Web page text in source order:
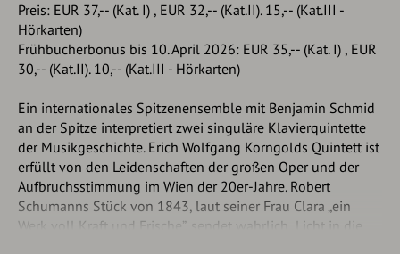
Preis: EUR 37,-- (Kat. I) , EUR 32,-- (Kat.II). 15,-- (Kat.III -
Hörkarten)
Frühbucherbonus bis 10. April 2026: EUR 35,-- (Kat. I) , EUR
30,-- (Kat.II). 10,-- (Kat.III - Hörkarten)
Ein internationales Spitzenensemble mit Benjamin Schmid
an der Spitze interpretiert zwei singuläre Klavierquintette
der Musikgeschichte. Erich Wolfgang Korngolds Quintett ist
erfüllt von den Leidenschaften der großen Oper und der
Aufbruchsstimmung im Wien der 20er-Jahre. Robert
Schumanns Stück von 1843, laut seiner Frau Clara „ein
Werk voll Kraft und Frische”, sendet wahrlich „Licht in die